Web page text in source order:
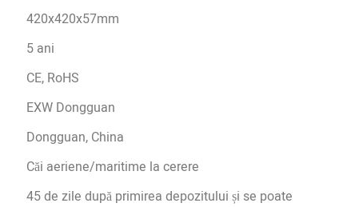
420x420x57mm
5 ani
CE, RoHS
EXW Dongguan
Dongguan, China
Căi aeriene/maritime la cerere
45 de zile după primirea depozitului și se poate